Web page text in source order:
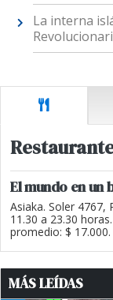
La interna
El mundo en un
Asiaka. Soler 4767,
11.30 a 23.30
promedio: $ 17.000.
MÁS LEÍDAS